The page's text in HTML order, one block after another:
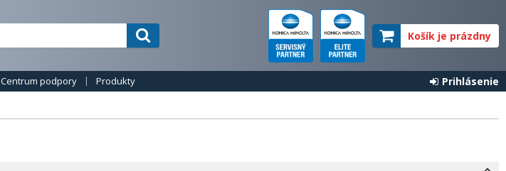
Košík je prázdny
Centrum podpory Produkty Prihlásenie